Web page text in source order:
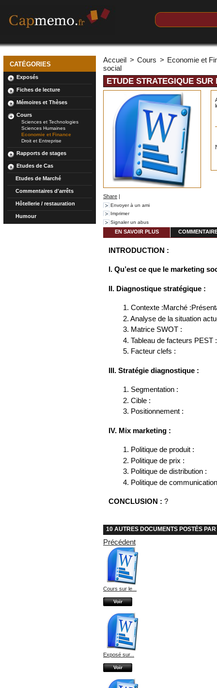
CATÉGORIES
Exposés
Fiches de lecture
Mémoires et Thèses
Cours
Sciences et Technologies
Sciences Humaines
Economie et Finance
Droit et Entreprise
Rapports de stages
Etudes de Cas
Etudes de Marché
Commentaires d'arrêts
Hôtellerie / restauration
Humour
Accueil > Cours > Economie et
social
ETUDE STRATEGIQUE
Share |
Envoyer à un ami
Imprimer
Signaler un abus
EN SAVOIR PLUS
INTRODUCTION :
I. Qu’est ce que le marketing
II. Diagnostique stratégique :
1. Contexte :Marché
2. Analyse de la situation
3. Matrice SWOT :
4. Tableau de facteurs PEST
5. Facteur clefs :
III. Stratégie diagnostique :
1. Segmentation :
2. Cible :
3. Positionnement :
IV. Mix marketing :
1. Politique de produit :
2. Politique de prix :
3. Politique de distribution :
4. Politique de
CONCLUSION : ?
10 AUTRES DOCUMENTS POSTÉS
Précédent
Cours sur le...
Voir
Exposé sur...
Voir